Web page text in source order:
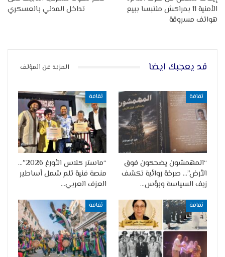
الأمنية 11 بمراكش ملتبسا ببيع
هواتف مسروقة
تداخل المدني بالعسكري
قد يعجبك ايضا المزيد عن المؤلف
ثقافة
“المهمشون يضحكون فوق
الأرض”… صرخة روائية تكشف
زيف السياسة وبؤس…
ثقافة
“ماستر كلاس الأورغ 2026″…
منصة فنية تلم شمل أساطير
العزف العربي…
ثقافة ثقافة